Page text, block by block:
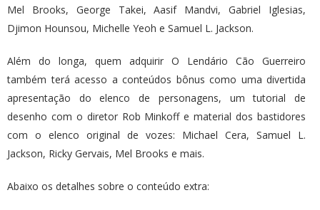
Mel Brooks, George Takei, Aasif Mandvi, Gabriel Iglesias,
Djimon Hounsou, Michelle Yeoh e Samuel L. Jackson.
Além do longa, quem adquirir O Lendário Cão Guerreiro
também terá acesso a conteúdos bônus como uma divertida
apresentação do elenco de personagens, um tutorial de
desenho com o diretor Rob Minkoff e material dos bastidores
com o elenco original de vozes: Michael Cera, Samuel L.
Jackson, Ricky Gervais, Mel Brooks e mais.
Abaixo os detalhes sobre o conteúdo extra: